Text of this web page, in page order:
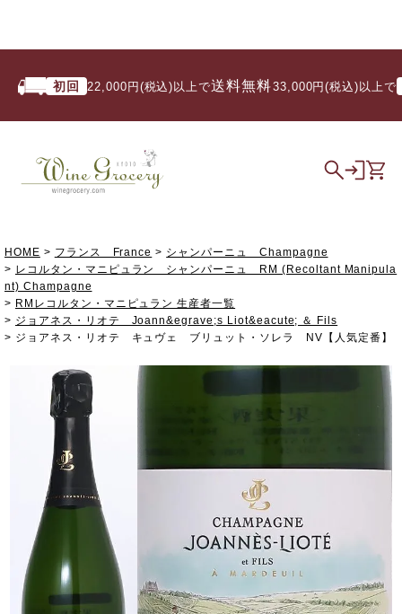
初回 22,000円(税込)以上で送料無料/ 33,000円(税込)以上で い
HOME フランス France
シャンパーニュ Champagne
レコルタン・マニピュラン シャンパーニュ RM (Recoltant Manipula
nt) Champagne
RMレコルタン・マニピュラン 生産者一覧
ジョアネス・リオテ Joann&egrave;s Liot&eacute; ＆ Fils
ジョアネス・リオテ キュヴェ ブリュット・ソレラ NV【人気定番】